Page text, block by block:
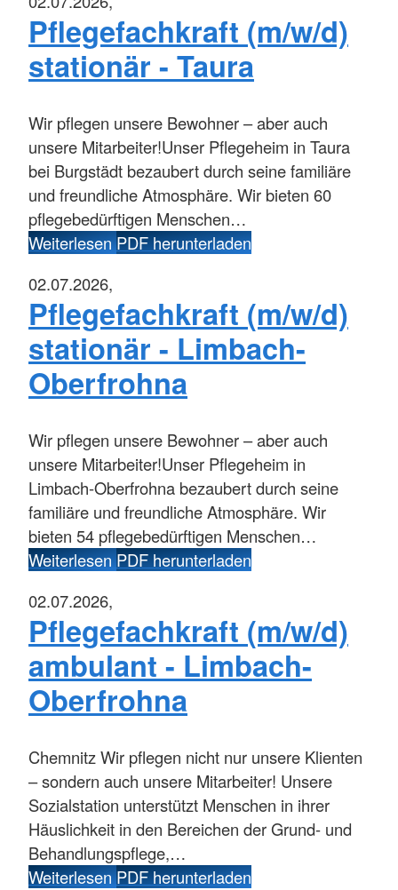
Pflegefachkraft (m/w/d)
stationär - Taura
Wir pflegen unsere Bewohner – aber auch
unsere Mitarbeiter!Unser Pflegeheim in Taura
bei Burgstädt bezaubert durch seine familiäre
und freundliche Atmosphäre. Wir bieten 60
pflegebedürftigen Menschen…
WeiterlesenPDF herunterladen
02.07.2026,
Pflegefachkraft (m/w/d)
stationär - Limbach-
Oberfrohna
Wir pflegen unsere Bewohner – aber auch
unsere Mitarbeiter!Unser Pflegeheim in
Limbach-Oberfrohna bezaubert durch seine
familiäre und freundliche Atmosphäre. Wir
bieten 54 pflegebedürftigen Menschen…
WeiterlesenPDF herunterladen
02.07.2026,
Pflegefachkraft (m/w/d)
ambulant - Limbach-
Oberfrohna
ChemnitzWir pflegen nicht nur unsere Klienten
– sondern auch unsere Mitarbeiter! Unsere
Sozialstation unterstützt Menschen in ihrer
Häuslichkeit in den Bereichen der Grund- und
Behandlungspflege,…
WeiterlesenPDF herunterladen